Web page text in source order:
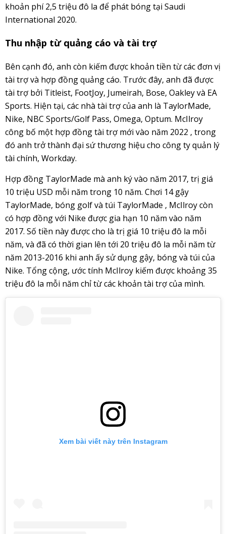
khoản phí 2,5 triệu đô la để phát bóng tại Saudi
International 2020.
Thu nhập từ quảng cáo và tài trợ
Bên cạnh đó, anh còn kiếm được khoản tiền từ các đơn vị
tài trợ và hợp đồng quảng cáo. Trước đây, anh đã được
tài trợ bởi Titleist, FootJoy, Jumeirah, Bose, Oakley và EA
Sports. Hiện tại, các nhà tài trợ của anh là TaylorMade,
Nike, NBC Sports/Golf Pass, Omega, Optum. McIlroy
công bố một hợp đồng tài trợ mới vào năm 2022 , trong
đó anh trở thành đại sứ thương hiệu cho công ty quản lý
tài chính, Workday.
Hợp đồng TaylorMade mà anh ký vào năm 2017, trị giá
10 triệu USD mỗi năm trong 10 năm. Chơi 14 gậy
TaylorMade, bóng golf và túi TaylorMade , McIlroy còn
có hợp đồng với Nike được gia hạn 10 năm vào năm
2017. Số tiền này được cho là trị giá 10 triệu đô la mỗi
năm, và đã có thời gian lên tới 20 triệu đô la mỗi năm từ
năm 2013-2016 khi anh ấy sử dụng gậy, bóng và túi của
Nike. Tổng cộng, ước tính McIlroy kiếm được khoảng 35
triệu đô la mỗi năm chỉ từ các khoản tài trợ của mình.
Xem bài viết này trên Instagram